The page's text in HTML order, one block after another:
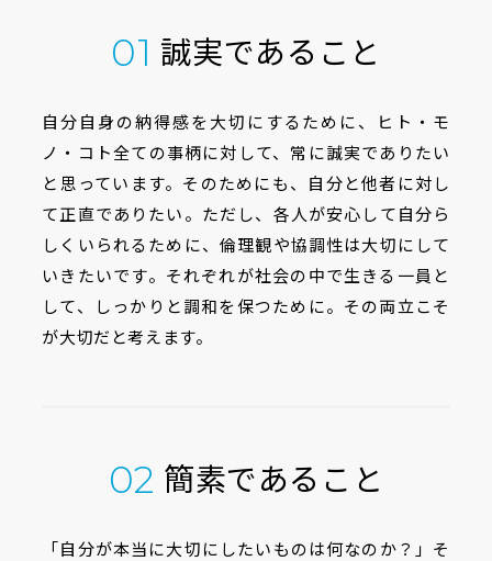
01 誠実であること
自分自身の納得感を大切にするために、ヒト・モ
ノ・コト全ての事柄に対して、常に誠実でありたい
と思っています。そのためにも、自分と他者に対し
て正直でありたい。ただし、各人が安心して自分ら
しくいられるために、倫理観や協調性は大切にして
いきたいです。それぞれが社会の中で生きる一員と
して、しっかりと調和を保つために。その両立こそ
が大切だと考えます。
02 簡素であること
「自分が本当に大切にしたいものは何なのか？」そ